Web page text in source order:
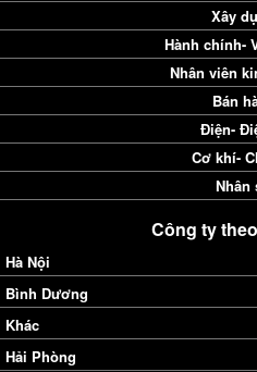
Xây
Hành chính-
Nhân viên
Bán
Điện-
Cơ khí-
Nhân
Công ty
Hà Nội
Bình Dương
Khác
Hải Phòng